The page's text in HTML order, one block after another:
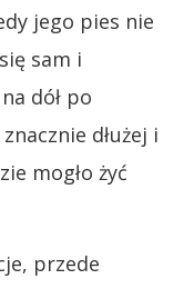
jego pies nie
sam i
dół po
dłużej i
mogło żyć
przede